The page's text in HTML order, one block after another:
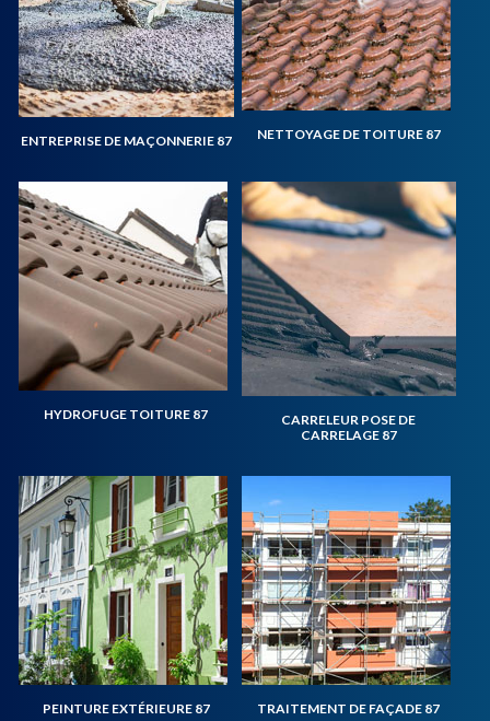
ENTREPRISE DE MAÇONNERIE 87 NETTOYAGE DE TOITURE 87
HYDROFUGE TOITURE 87
CARRELEUR POSE DE
CARRELAGE 87
PEINTURE EXTÉRIEURE 87 TRAITEMENT DE FAÇADE 87